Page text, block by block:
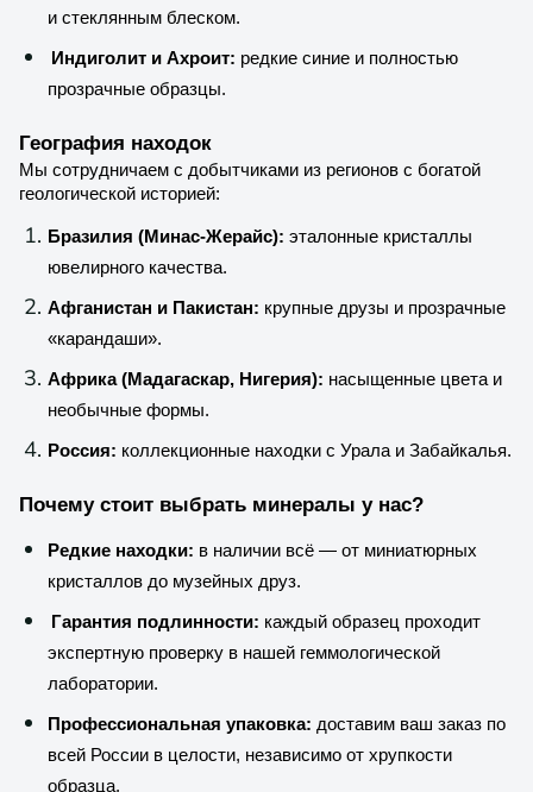
и стеклянным блеском.
Индиголит и Ахроит: редкие синие и полностью
прозрачные образцы.
География находок
Мы сотрудничаем с добытчиками из регионов с богатой
геологической историей:
Бразилия (Минас-Жерайс): эталонные кристаллы
ювелирного качества.
Афганистан и Пакистан: крупные друзы и прозрачные
«карандаши».
Африка (Мадагаскар, Нигерия): насыщенные цвета и
необычные формы.
Россия: коллекционные находки с Урала и Забайкалья.
Почему стоит выбрать минералы у нас?
Редкие находки: в наличии всё — от миниатюрных
кристаллов до музейных друз.
Гарантия подлинности: каждый образец проходит
экспертную проверку в нашей геммологической
лаборатории.
Профессиональная упаковка: доставим ваш заказ по
всей России в целости, независимо от хрупкости
образца.